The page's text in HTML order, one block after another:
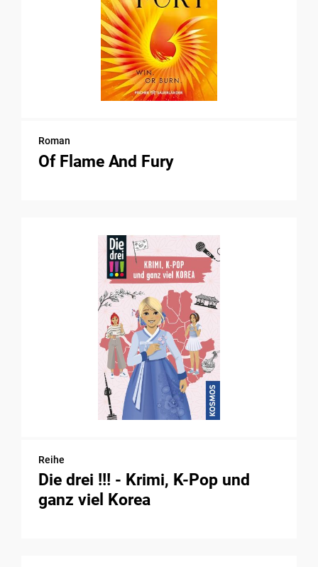
Roman
Of Flame And Fury
Reihe
Die drei !!! - Krimi, K-Pop und
ganz viel Korea